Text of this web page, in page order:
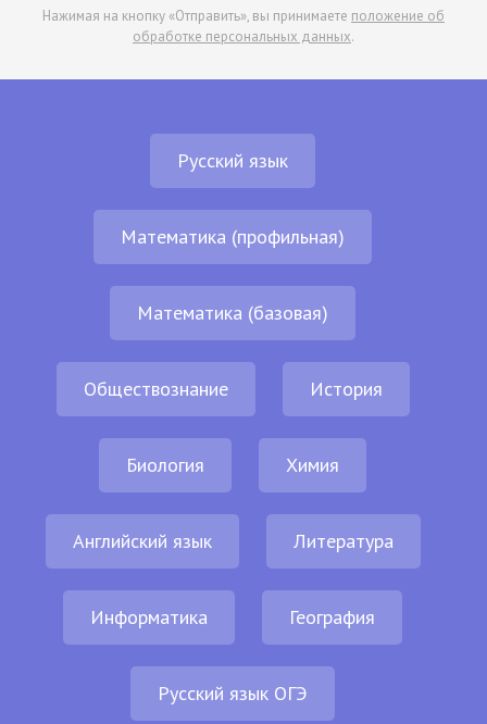
Нажимая на кнопку «Отправить», вы принимаете положение об
обработке персональных данных.
Русский язык
Математика (профильная)
Математика (базовая)
Обществознание История
Биология Химия
Английский язык Литература
Информатика География
Русский язык ОГЭ